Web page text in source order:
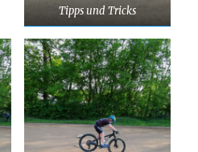
Tipps und Tricks